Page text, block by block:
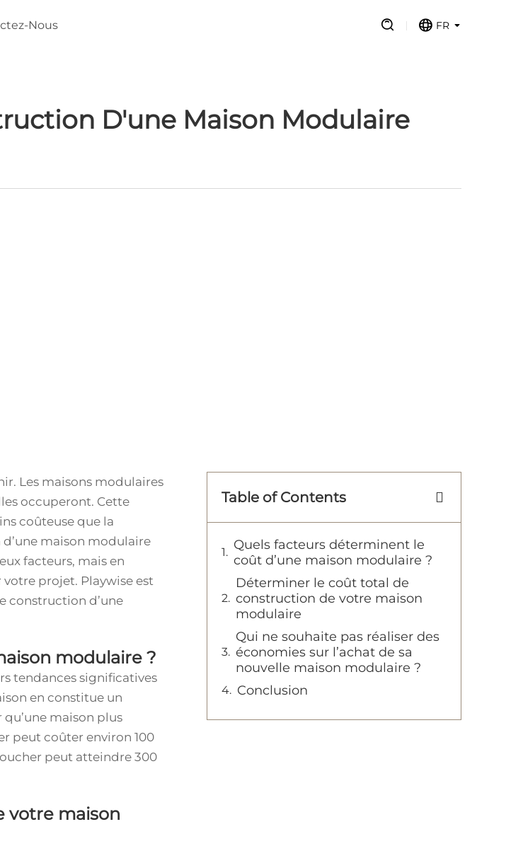
Nous FR
D'une Maison Modulaire
Les maisons modulaires
occuperont. Cette
coûteuse que la
maison modulaire
facteurs, mais en
projet. Playwise est
construction d’une
modulaire ?
tendances significatives
en constitue un
maison plus
peut coûter environ 100
peut atteindre 300
votre maison
Table of Contents
Quels facteurs déterminent le
coût d’une maison modulaire ?
Déterminer le coût total de
construction de votre maison
modulaire
Qui ne souhaite pas réaliser des
économies sur l’achat de sa
nouvelle maison modulaire ?
Conclusion